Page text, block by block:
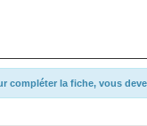
compléter la fiche, vous